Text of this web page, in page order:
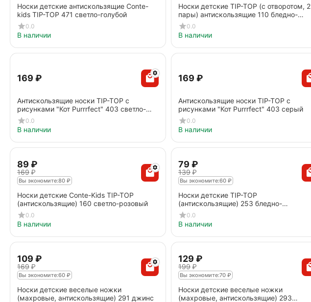
Носки детские антискользящие Conte-
kids TIP-TOP 471 светло-голубой
0.0
В наличии
Носки детские TIP-TOP (с отворотом, 2
пары) антискользящие 110 бледно-
фиолетовый
0.0
В наличии
‍169‍ ₽
Антискользящие носки TIP-TOP с
рисунками "Кот Purrrfect" 403 светло-
голубой
0.0
В наличии
‍169‍ ₽
Антискользящие носки TIP-TOP с
рисунками "Кот Purrrfect" 403 серый
0.0
В наличии
‍89‍ ₽
‍169‍₽
Вы экономите:80 ₽
Носки детские Conte-Kids TIP-TOP
(антискользящие) 160 cветло-розовый
0.0
В наличии
‍79‍ ₽
‍139‍ ₽
Вы экономите:60₽
Носки детские TIP-TOP
(антискользящие) 253 бледно-
фиолетовый
0.0
В наличии
‍109‍ ₽
‍169‍₽
Вы экономите:60 ₽
Носки детские веселые ножки
(махровые, антискользящие) 291 джинс
‍129‍ ₽
‍199‍ ₽
Вы экономите:70₽
Носки детские веселые ножки
(махровые, антискользящие) 293